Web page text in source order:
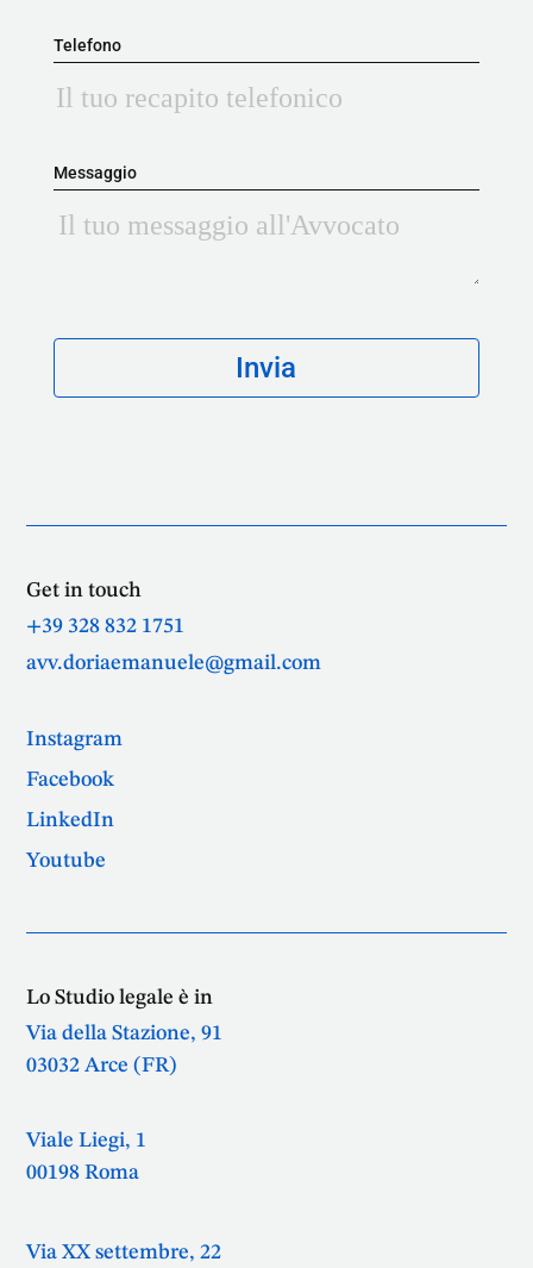
Telefono
Messaggio
Get in touch
+39 328 832 1751
avv.doriaemanuele@gmail.com
Instagram
Facebook
LinkedIn
Youtube
Lo Studio legale è in
Via della Stazione, 91
03032 Arce (FR)
Viale Liegi, 1
00198 Roma
Via XX settembre, 22